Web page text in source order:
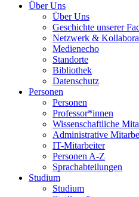
Über Uns
Über Uns
Geschichte unserer
Netzwerk &
Medienecho
Standorte
Bibliothek
Datenschutz
Personen
Personen
Professor*innen
Wissenschaftliche
Administrative
IT-Mitarbeiter
Personen A-Z
Sprachabteilungen
Studium
Studium